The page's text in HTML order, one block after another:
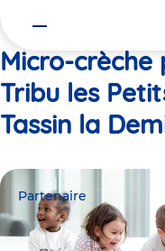
Micro-
Tribu les
Tassin la
Partenaire